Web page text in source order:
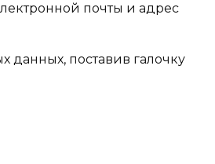
почты и адрес
данных, поставив галочку